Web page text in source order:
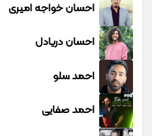
احسان خواجه امیری
احسان دریادل
احمد سلو
احمد صفایی